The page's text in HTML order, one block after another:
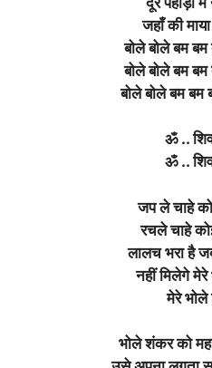
जहाँ की
बोले बोले बम
बोले बोले बम
बोले बोले बम बम
ॐ ..
ॐ ..
जप ले चाहे
रचले चाहे
लालच भरा है
नहीं मिलेगे
मेरे
भोले शंकर को